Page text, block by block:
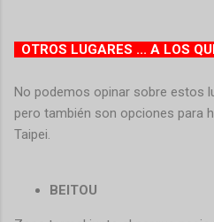
OTROS LUGARES ... A LOS
No podemos opinar sobre estos
pero también son opciones para
Taipei.
BEITOU